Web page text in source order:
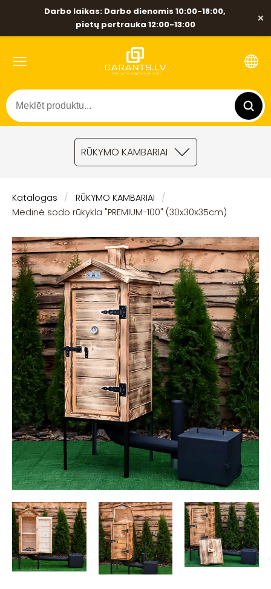
Darbo laikas: Darbo dienomis 10:00-18:00,
pietų pertrauka 12:00-13:00
×
RŪKYMO KAMBARIAI
Katalogas
RŪKYMO KAMBARIAI
Medinė sodo rūkykla "PREMIUM-100" (30x30x35cm)